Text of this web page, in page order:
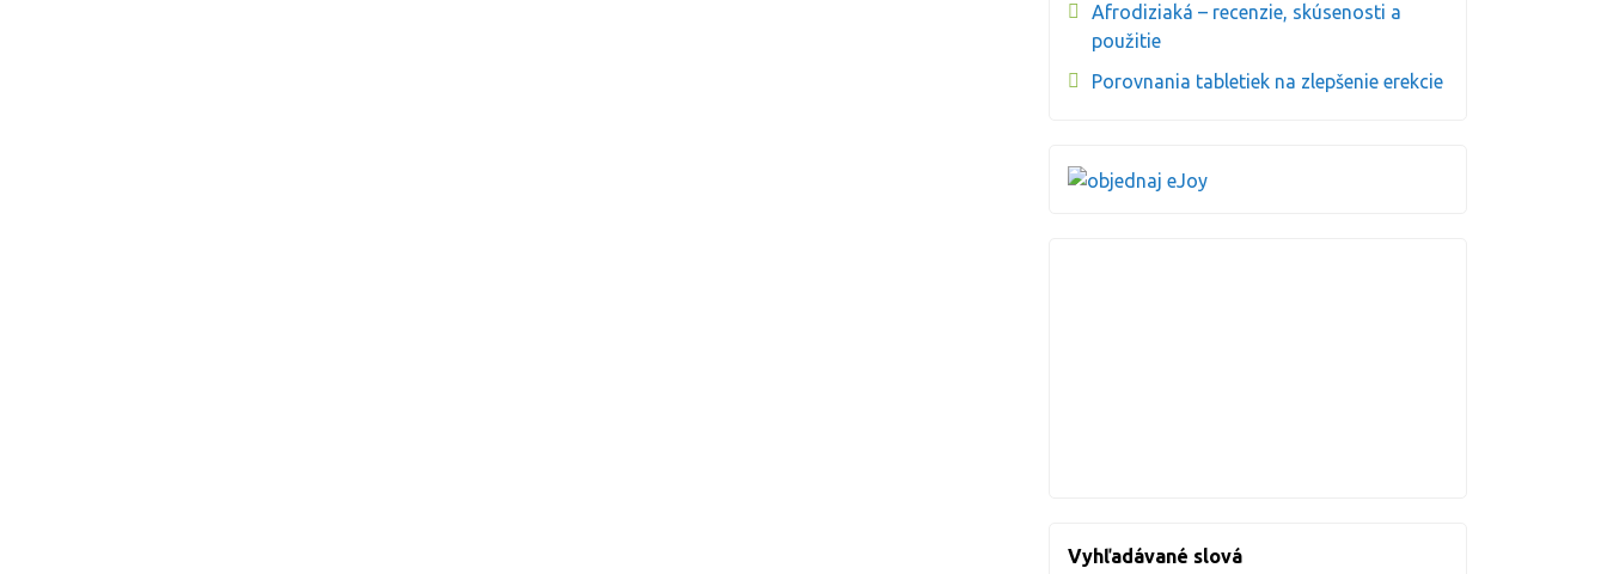
Afrodiziaká – recenzie, skúsenosti a
použitie
Porovnania tabletiek na zlepšenie erekcie
Vyhľadávané slová